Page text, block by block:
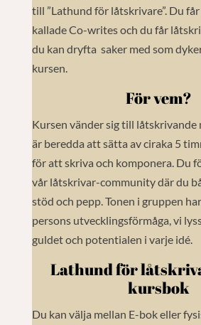
till ”Lathund för låtskrivare”. Du får
kallade Co-writes och du får
du kan dryfta saker med som
kursen.
För vem?
Kursen vänder sig till låtskrivande
är beredda att sätta av ciraka 5
för att skriva och komponera. Du
vår låtskrivar-community där du
stöd och pepp. Tonen i gruppen
persons utvecklingsförmåga, vi
guldet och potentialen i varje idé.
Lathund för
kursbok
Du kan välja mellan E-bok eller